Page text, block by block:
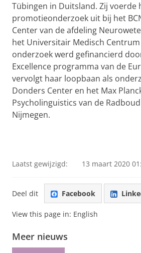
Tübingen in Duitsland. Zij voerde
promotieonderzoek uit bij het
Center van de afdeling
het Universitair Medisch
onderzoek werd gefinancierd
Excellence programma van de
vervolgt haar loopbaan als
Donders Center en het Max
Psycholinguistics van de
Nijmegen.
Laatst gewijzigd: 13 maart 2020
Deel dit Facebook
View this page in: English
Meer nieuws